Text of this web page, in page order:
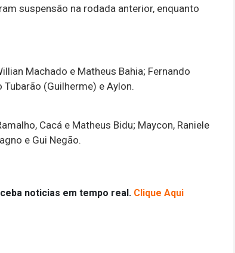
suspensão na rodada anterior, enquanto
Machado e Matheus Bahia; Fernando
Tubarão (Guilherme) e Aylon.
Cacá e Matheus Bidu; Maycon, Raniele
e Gui Negão.
noticias em tempo real. Clique Aqui